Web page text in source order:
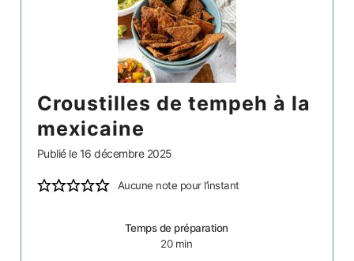
croustilles de tempeh à la
mexicaine
Publié le 16 décembre 2025
Aucune note pour l’instant
Temps de préparation
20 min